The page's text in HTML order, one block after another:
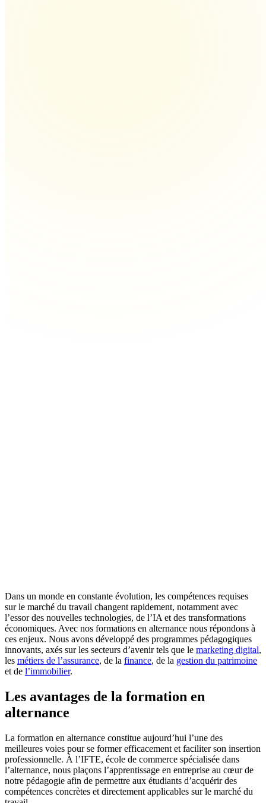
Dans un monde en constante évolution, les compétences requises
sur le marché du travail changent rapidement, notamment avec
l’essor des nouvelles technologies, de l’IA et des transformations
économiques. Avec nos formations en alternance nous répondons à
ces enjeux. Nous avons développé des programmes pédagogiques
innovants, axés sur les secteurs d’avenir tels que le marketing digital,
les métiers de l’assurance, de la finance, de la gestion du patrimoine
et de l’immobilier.
Les avantages de la formation en
alternance
La formation en alternance constitue aujourd’hui l’une des
meilleures voies pour se former efficacement et faciliter son insertion
professionnelle. À l’IFTE, école de commerce spécialisée dans
l’alternance, nous plaçons l’apprentissage en entreprise au cœur de
notre pédagogie afin de permettre aux étudiants d’acquérir des
compétences concrètes et directement applicables sur le marché du